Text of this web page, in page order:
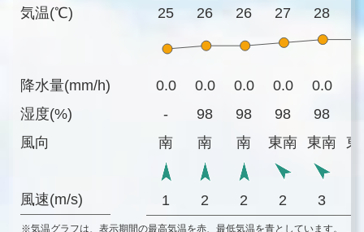
気温(℃)
降水量(mm/h)
湿度(%)
風向
風速(m/s)
25 26 26 27 28
0.0 0.0 0.0 0.0 0.0
-
98 98 98 98
南
南 南 東南 東南 東
1 2 2 2 3
※気温グラフは、表示期間の最高気温を赤、最低気温を青としています。